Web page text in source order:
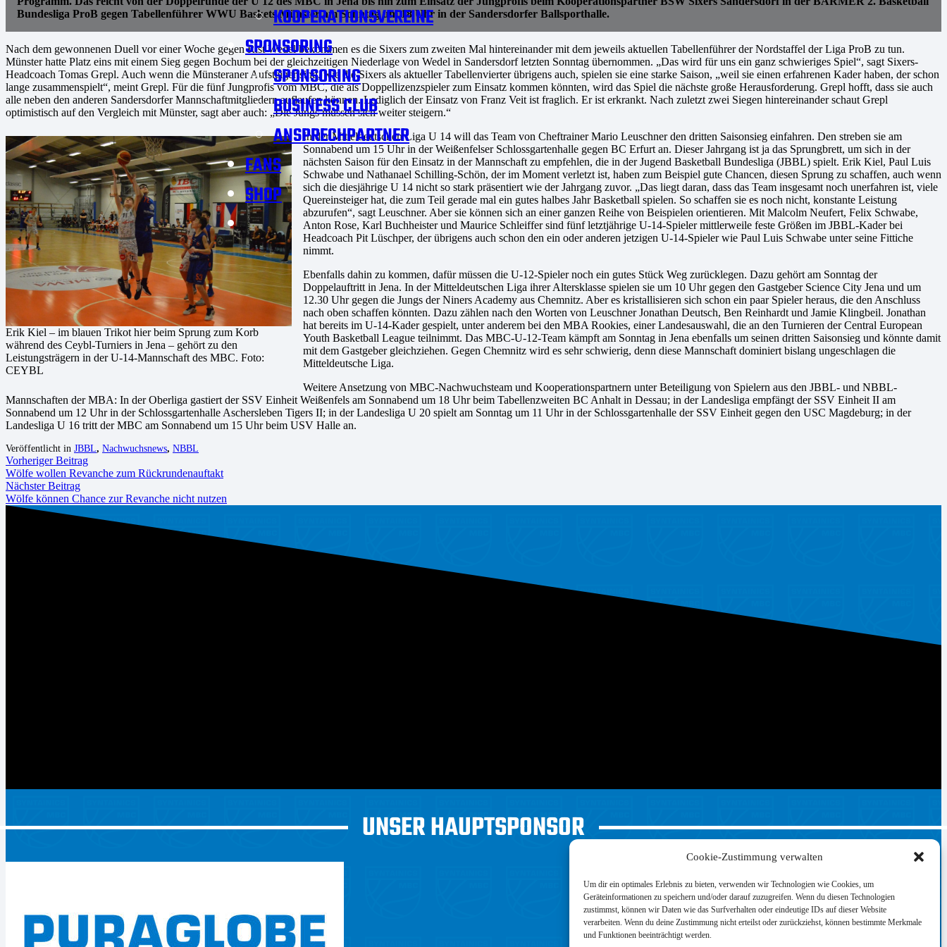
Cookie-Zustimmung verwalten
Um dir ein optimales Erlebnis zu bieten, verwenden wir Technologien wie Cookies, um
Geräteinformationen zu speichern und/oder darauf zuzugreifen. Wenn du diesen Technologien
zustimmst, können wir Daten wie das Surfverhalten oder eindeutige IDs auf dieser Website
verarbeiten. Wenn du deine Zustimmung nicht erteilst oder zurückziehst, können bestimmte Merkmale
und Funktionen beeinträchtigt werden.
KOOPERATIONSVEREINE
SPONSORING
SPONSORING
BUSINESS CLUB
ANSPRECHPARTNER
FANS
SHOP
Bundesliga ProB gegen Tabellenführer WWU Baskets Münster am Sonntag um 18 Uhr in der Sandersdorfer Ballsporthalle.
Nach dem gewonnenen Duell vor einer Woche gegen Rist Wedel bekommen es die Sixers zum zweiten Mal hintereinander mit dem jeweils aktuellen Tabellenführer der Nordstaffel der Liga ProB zu tun.
Münster hatte Platz eins mit einem Sieg gegen Bochum bei der gleichzeitigen Niederlage von Wedel in Sandersdorf letzten Sonntag übernommen. „Das wird für uns ein ganz schwieriges Spiel“, sagt Sixers-
Headcoach Tomas Grepl. Auch wenn die Münsteraner Aufsteiger sind, wie die Sixers als aktueller Tabellenvierter übrigens auch, spielen sie eine starke Saison, „weil sie einen erfahrenen Kader haben, der schon
lange zusammenspielt“, meint Grepl. Für die fünf Jungprofis vom MBC, die als Doppellizenzspieler zum Einsatz kommen könnten, wird das Spiel die nächste große Herausforderung. Grepl hofft, dass sie auch
alle neben den anderen Sandersdorfer Mannschaftmitgliedern auflaufen können. Lediglich der Einsatz von Franz Veit ist fraglich. Er ist erkrankt. Nach zuletzt zwei Siegen hintereinander schaut Grepl
optimistisch auf den Vergleich mit Münster, sagt aber auch: „Die Jungs müssen sich weiter steigern.“
Erik Kiel – im blauen Trikot hier beim Sprung zum Korb
während des Ceybl-Turniers in Jena – gehört zu den
Leistungsträgern in der U-14-Mannschaft des MBC. Foto:
CEYBL
In der Mitteldeutschen Liga U 14 will das Team von Cheftrainer Mario Leuschner den dritten Saisonsieg einfahren. Den streben sie am
Sonnabend um 15 Uhr in der Weißenfelser Schlossgartenhalle gegen BC Erfurt an. Dieser Jahrgang ist ja das Sprungbrett, um sich in der
nächsten Saison für den Einsatz in der Mannschaft zu empfehlen, die in der Jugend Basketball Bundesliga (JBBL) spielt. Erik Kiel, Paul Luis
Schwabe und Nathanael Schilling-Schön, der im Moment verletzt ist, haben zum Beispiel gute Chancen, diesen Sprung zu schaffen, auch wenn
sich die diesjährige U 14 nicht so stark präsentiert wie der Jahrgang zuvor. „Das liegt daran, dass das Team insgesamt noch unerfahren ist, viele
Quereinsteiger hat, die zum Teil gerade mal ein gutes halbes Jahr Basketball spielen. So schaffen sie es noch nicht, konstante Leistung
abzurufen“, sagt Leuschner. Aber sie können sich an einer ganzen Reihe von Beispielen orientieren. Mit Malcolm Neufert, Felix Schwabe,
Anton Rose, Karl Buchheister und Maurice Schleiffer sind fünf letztjährige U-14-Spieler mittlerweile feste Größen im JBBL-Kader bei
Headcoach Pit Lüschper, der übrigens auch schon den ein oder anderen jetzigen U-14-Spieler wie Paul Luis Schwabe unter seine Fittiche
nimmt.
Ebenfalls dahin zu kommen, dafür müssen die U-12-Spieler noch ein gutes Stück Weg zurücklegen. Dazu gehört am Sonntag der
Doppelauftritt in Jena. In der Mitteldeutschen Liga ihrer Altersklasse spielen sie um 10 Uhr gegen den Gastgeber Science City Jena und um
12.30 Uhr gegen die Jungs der Niners Academy aus Chemnitz. Aber es kristallisieren sich schon ein paar Spieler heraus, die den Anschluss
nach oben schaffen könnten. Dazu zählen nach den Worten von Leuschner Jonathan Deutsch, Ben Reinhardt und Jamie Klingbeil. Jonathan
hat bereits im U-14-Kader gespielt, unter anderem bei den MBA Rookies, einer Landesauswahl, die an den Turnieren der Central European
Youth Basketball League teilnimmt. Das MBC-U-12-Team kämpft am Sonntag in Jena ebenfalls um seinen dritten Saisonsieg und könnte damit
mit dem Gastgeber gleichziehen. Gegen Chemnitz wird es sehr schwierig, denn diese Mannschaft dominiert bislang ungeschlagen die
Mitteldeutsche Liga.
Weitere Ansetzung von MBC-Nachwuchsteam und Kooperationspartnern unter Beteiligung von Spielern aus den JBBL- und NBBL-
Mannschaften der MBA: In der Oberliga gastiert der SSV Einheit Weißenfels am Sonnabend um 18 Uhr beim Tabellenzweiten BC Anhalt in Dessau; in der Landesliga empfängt der SSV Einheit II am
Sonnabend um 12 Uhr in der Schlossgartenhalle Aschersleben Tigers II; in der Landesliga U 20 spielt am Sonntag um 11 Uhr in der Schlossgartenhalle der SSV Einheit gegen den USC Magdeburg; in der
Landesliga U 16 tritt der MBC am Sonnabend um 15 Uhr beim USV Halle an.
Veröffentlicht in JBBL, Nachwuchsnews, NBBL
Vorheriger Beitrag
Wölfe wollen Revanche zum Rückrundenauftakt
Nächster Beitrag
Wölfe können Chance zur Revanche nicht nutzen
UNSER HAUPTSPONSOR